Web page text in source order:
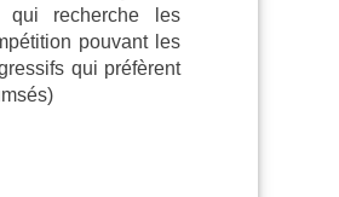
qui recherche les
pouvant les
qui préfèrent